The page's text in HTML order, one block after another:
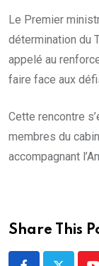
Le Premier
détermination du
appelé au
faire face aux
Cette rencontre
membres du
accompagnant
Share This